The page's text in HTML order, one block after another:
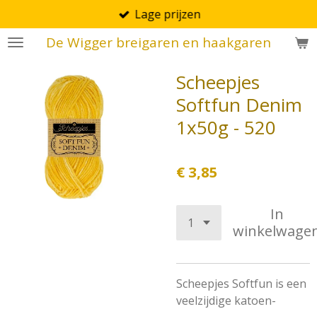
direct
naar
hoofdinhoud
De Wigger breigaren en haakgaren
Lage prijzen
Scheepjes
Softfun Denim
1x50g - 520
€ 3,85
In
Scheepjes Softfun is een
veelzijdige katoen-